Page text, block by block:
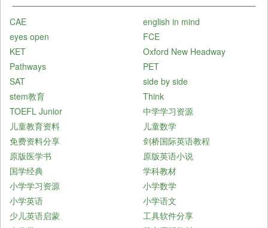
CAE
english in mind
eyes open
FCE
KET
Oxford New Headway
Pathways
PET
SAT
side by side
stem教育
Think
TOEFL Junior
中学学习资源
儿童教育资料
儿童数学
免费资料分享
剑桥国际英语教程
原版医学书
原版英语小说
国学经典
学科教材
小学学习资源
小学数学
小学英语
小学语文
少儿英语启蒙
工具软件分享